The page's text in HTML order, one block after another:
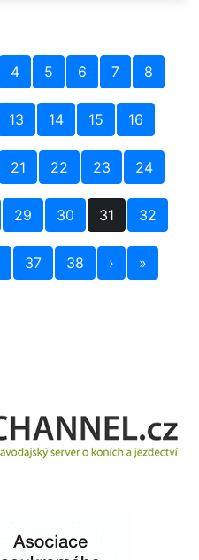
4 5 6 7 8
13 14 15 16
21 22 23 24
29 30 31 32
37 38 › »